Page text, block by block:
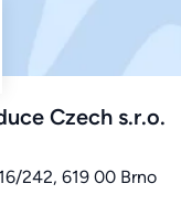
Czech s.r.o.
242, 619 00 Brno